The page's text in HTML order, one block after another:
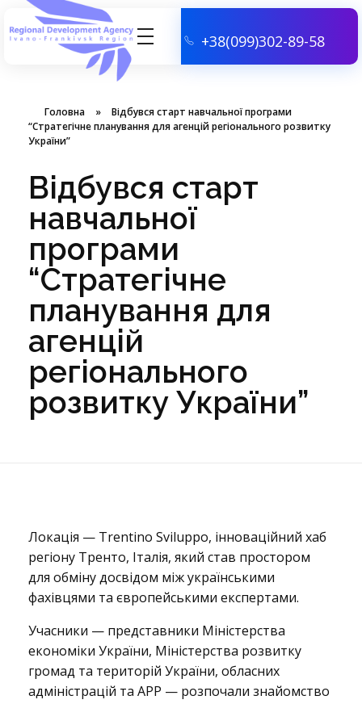
+38(099)302-89-58
Головна »
Відбувся старт навчальної програми
“Стратегічне планування для агенцій регіонального розвитку
України”
Відбувся старт
навчальної
програми
“Стратегічне
планування для
агенцій
регіонального
розвитку України”
В
і
д
Локація — Trentino Sviluppo, інноваційний хаб
регіону Тренто, Італія, який став простором
для обміну досвідом між українськими
фахівцями та європейськими експертами.
Учасники — представники Міністерства
економіки України, Міністерства розвитку
громад та територій України, обласних
адміністрацій та АРР — розпочали знайомство